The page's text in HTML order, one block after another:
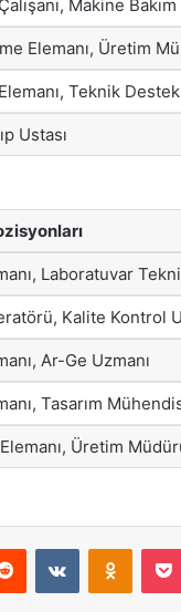
Makine Bakım
Elemanı, Üretim
Teknik Destek
Ustası
Laboratuvar
Kalite Kontrol
Ar-Ge Uzmanı
Tasarım
Üretim
Reddit VKontakte